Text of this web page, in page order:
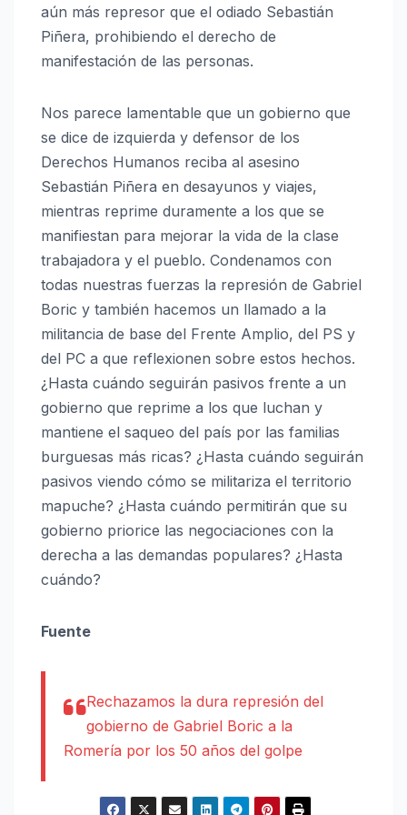
aún más represor que el odiado Sebastián
Piñera, prohibiendo el derecho de
manifestación de las personas.
Nos parece lamentable que un gobierno que
se dice de izquierda y defensor de los
Derechos Humanos reciba al asesino
Sebastián Piñera en desayunos y viajes,
mientras reprime duramente a los que se
manifiestan para mejorar la vida de la clase
trabajadora y el pueblo. Condenamos con
todas nuestras fuerzas la represión de Gabriel
Boric y también hacemos un llamado a la
militancia de base del Frente Amplio, del PS y
del PC a que reflexionen sobre estos hechos.
¿Hasta cuándo seguirán pasivos frente a un
gobierno que reprime a los que luchan y
mantiene el saqueo del país por las familias
burguesas más ricas? ¿Hasta cuándo seguirán
pasivos viendo cómo se militariza el territorio
mapuche? ¿Hasta cuándo permitirán que su
gobierno priorice las negociaciones con la
derecha a las demandas populares? ¿Hasta
cuándo?
Fuente
Rechazamos la dura represión del
gobierno de Gabriel Boric a la
Romería por los 50 años del golpe